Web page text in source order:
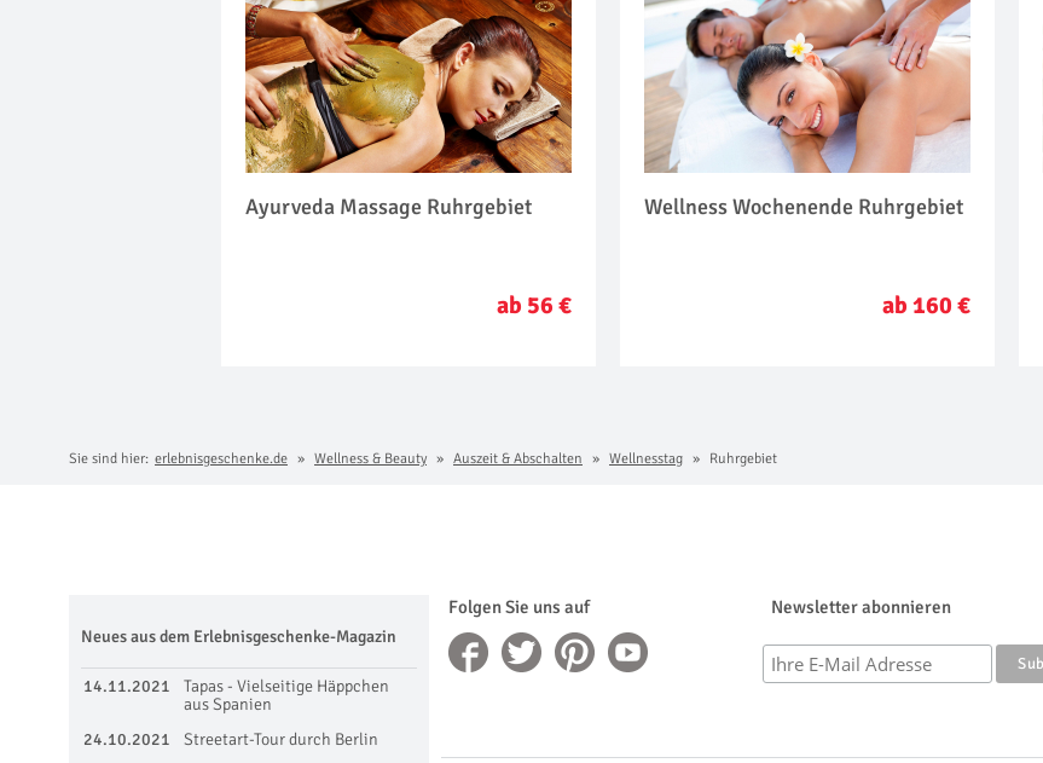
Ayurveda Massage Ruhrgebiet
ab 56 €
Wellness Wochenende Ruhrgebiet
ab 160 €
Sie sind hier: erlebnisgeschenke.de Wellness & Beauty Auszeit & Abschalten Wellnesstag Ruhrgebiet
Folgen Sie uns auf Newsletter abonnieren
Neues aus dem Erlebnisgeschenke-Magazin
14.11.2021
Tapas - Vielseitige Häppchen
aus Spanien
24.10.2021
Streetart-Tour durch Berlin